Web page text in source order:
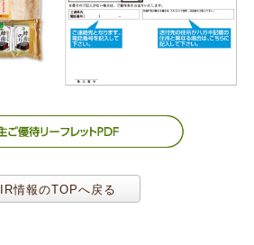
IR情報のTOPへ戻る